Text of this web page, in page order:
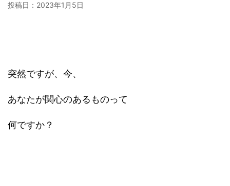
投稿日： 2023年1月5日
突然ですが、今、
あなたが関心のあるものって
何ですか？